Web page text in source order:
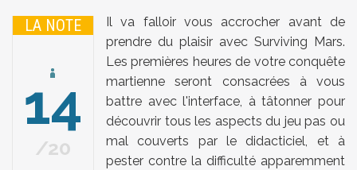
LA NOTE
14
20
Il va falloir vous accrocher avant de
prendre du plaisir avec Surviving Mars.
Les premières heures de votre conquête
martienne seront consacrées à vous
battre avec l'interface, à tâtonner pour
découvrir tous les aspects du jeu pas ou
mal couverts par le didacticiel, et à
pester contre la difficulté apparemment